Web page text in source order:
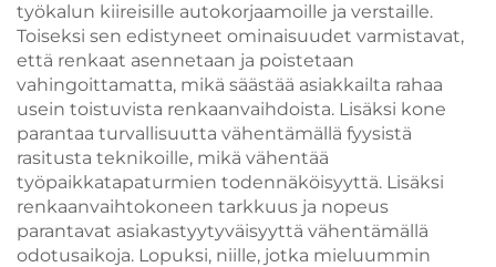
työkalun kiireisille autokorjaamoille ja verstaille.
Toiseksi sen edistyneet ominaisuudet varmistavat,
että renkaat asennetaan ja poistetaan
vahingoittamatta, mikä säästää asiakkailta rahaa
usein toistuvista renkaanvaihdoista. Lisäksi kone
parantaa turvallisuutta vähentämällä fyysistä
rasitusta teknikoille, mikä vähentää
työpaikkatapaturmien todennäköisyyttä. Lisäksi
renkaanvaihtokoneen tarkkuus ja nopeus
parantavat asiakastyytyväisyyttä vähentämällä
odotusaikoja. Lopuksi, niille, jotka mieluummin